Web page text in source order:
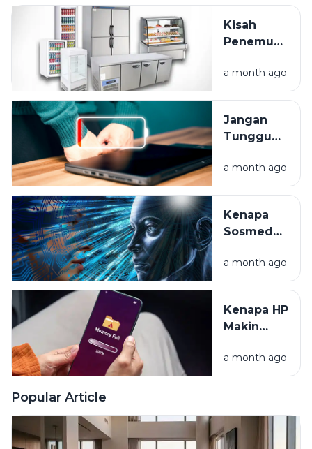
Anda
Sejak Hari
Kisah
Penemuan
Dari Es
Balok
Frozen
Food
a month ago
Jangan
Tunggu
Ini Cara
Rawat
Laptop
Anda
a month ago
Kenapa
Sosmed
yang Kita
Mau? Intip
Algoritma
a month ago
Kenapa HP
Makin
Makin
Lemot?
Alasannya
a month ago
Popular Article